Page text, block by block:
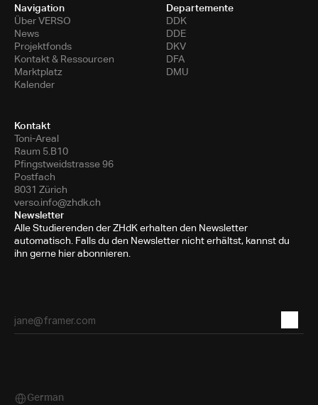
Navigation
Über VERSO
News
Projektfonds
Kontakt & Ressourcen
Marktplatz
Kalender
Departemente
DDK
DDE
DKV
DFA
DMU
Kontakt
Toni-Areal
Raum 5.B10
Pfingstweidstrasse 96
Postfach
8031 Zürich
verso.info@zhdk.ch
Newsletter
Alle Studierenden der ZHdK erhalten den Newsletter
automatisch. Falls du den Newsletter nicht erhältst, kannst du
ihn gerne hier abonnieren.
Select Language
German